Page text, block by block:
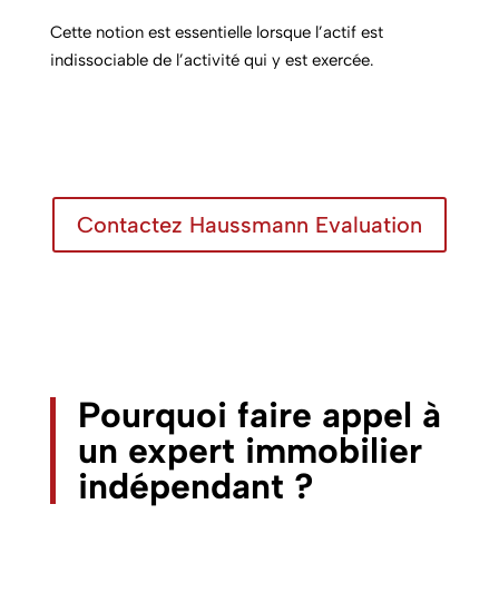
Cette notion est essentielle lorsque l’actif est
indissociable de l’activité qui y est exercée.
Contactez Haussmann Evaluation
Pourquoi faire appel à
un expert immobilier
indépendant ?